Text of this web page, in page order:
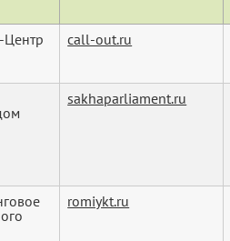
call-out.ru
sakhaparliament.ru
romiykt.ru